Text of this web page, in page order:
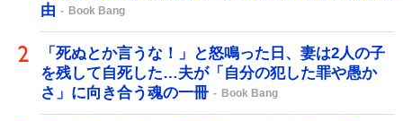
由
Book Bang
「死ぬとか言うな！」と怒鳴った日、妻は2人の子
を残して自死した…夫が「自分の犯した罪や愚か
さ」に向き合う魂の一冊
Book Bang